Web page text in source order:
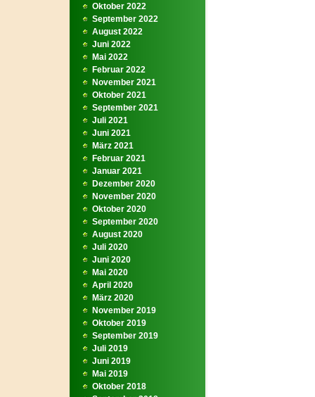
Oktober 2022
September 2022
August 2022
Juni 2022
Mai 2022
Februar 2022
November 2021
Oktober 2021
September 2021
Juli 2021
Juni 2021
März 2021
Februar 2021
Januar 2021
Dezember 2020
November 2020
Oktober 2020
September 2020
August 2020
Juli 2020
Juni 2020
Mai 2020
April 2020
März 2020
November 2019
Oktober 2019
September 2019
Juli 2019
Juni 2019
Mai 2019
Oktober 2018